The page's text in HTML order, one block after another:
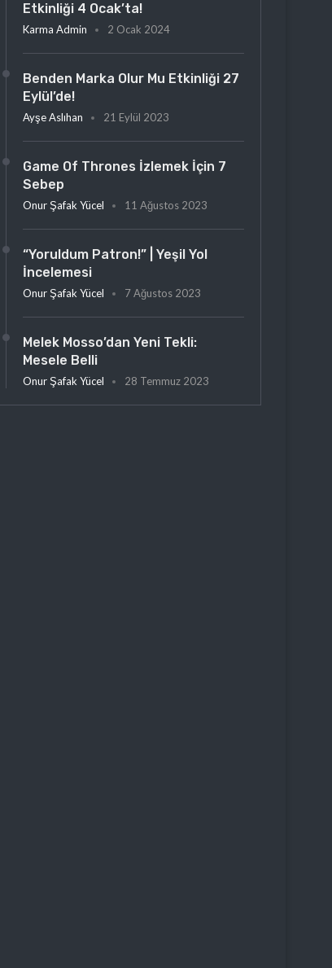
Etkinliği 4 Ocak’ta!
Karma Admin 2 Ocak 2024
Benden Marka Olur Mu Etkinliği 27
Eylül’de!
Ayşe Aslıhan 21 Eylül 2023
Game Of Thrones İzlemek İçin 7
Sebep
Onur Şafak Yücel 11 Ağustos 2023
“Yoruldum Patron!” | Yeşil Yol
İncelemesi
Onur Şafak Yücel 7 Ağustos 2023
Melek Mosso’dan Yeni Tekli:
Mesele Belli
Onur Şafak Yücel 28 Temmuz 2023